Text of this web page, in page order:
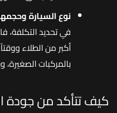
نوع السيارة
في تحديد التكلفة،
أكبر من الطلاء
بالمركبات الصغيرة،
كيف تتأكد من جودة